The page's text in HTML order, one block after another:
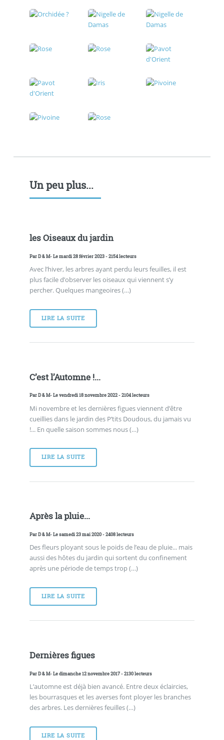
Un peu plus...
les Oiseaux du jardin
ParD & M- Le mardi 28 février 2023 - 2154 lecteurs
Avec l’hiver, les arbres ayant perdu leurs feuilles, il est
plus facile d’observer les oiseaux qui viennent s’y
percher. Quelques mangeoires (…)
LIRE LA SUITE
C’est l’Automne !...
ParD & M- Le vendredi 18 novembre 2022 - 2104 lecteurs
Mi novembre et les dernières figues viennent d’être
cueillies dans le jardin des P’tits Doudous, du jamais vu
!... En quelle saison sommes nous (…)
LIRE LA SUITE
Après la pluie...
ParD & M- Le samedi 23 mai 2020 - 2408 lecteurs
Des fleurs ployant sous le poids de l’eau de pluie... mais
aussi des hôtes du jardin qui sortent du confinement
après une période de temps trop (…)
LIRE LA SUITE
Dernières figues
ParD & M- Le dimanche 12 novembre 2017 - 2130 lecteurs
L’automne est déjà bien avancé. Entre deux éclaircies,
les bourrasques et les averses font ployer les branches
des arbres. Les dernières feuilles (…)
LIRE LA SUITE